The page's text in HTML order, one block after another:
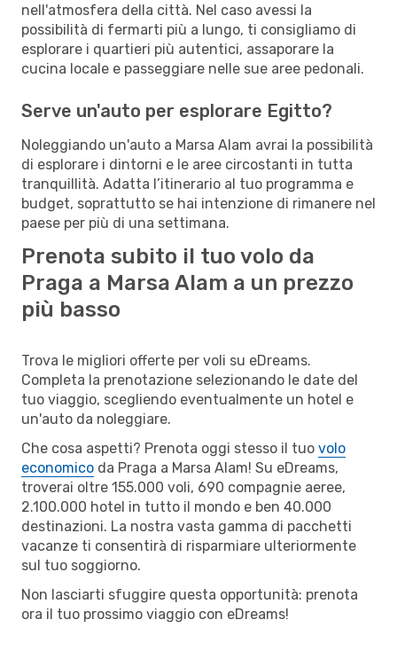
nell'atmosfera della città. Nel caso avessi la
possibilità di fermarti più a lungo, ti consigliamo di
esplorare i quartieri più autentici, assaporare la
cucina locale e passeggiare nelle sue aree pedonali.
Serve un'auto per esplorare Egitto?
Noleggiando un'auto a Marsa Alam avrai la possibilità
di esplorare i dintorni e le aree circostanti in tutta
tranquillità. Adatta l’itinerario al tuo programma e
budget, soprattutto se hai intenzione di rimanere nel
paese per più di una settimana.
Prenota subito il tuo volo da
Praga a Marsa Alam a un prezzo
più basso
Trova le migliori offerte per voli su eDreams.
Completa la prenotazione selezionando le date del
tuo viaggio, scegliendo eventualmente un hotel e
un'auto da noleggiare.
Che cosa aspetti? Prenota oggi stesso il tuo volo
economico da Praga a Marsa Alam! Su eDreams,
troverai oltre 155.000 voli, 690 compagnie aeree,
2.100.000 hotel in tutto il mondo e ben 40.000
destinazioni. La nostra vasta gamma di pacchetti
vacanze ti consentirà di risparmiare ulteriormente
sul tuo soggiorno.
Non lasciarti sfuggire questa opportunità: prenota
ora il tuo prossimo viaggio con eDreams!